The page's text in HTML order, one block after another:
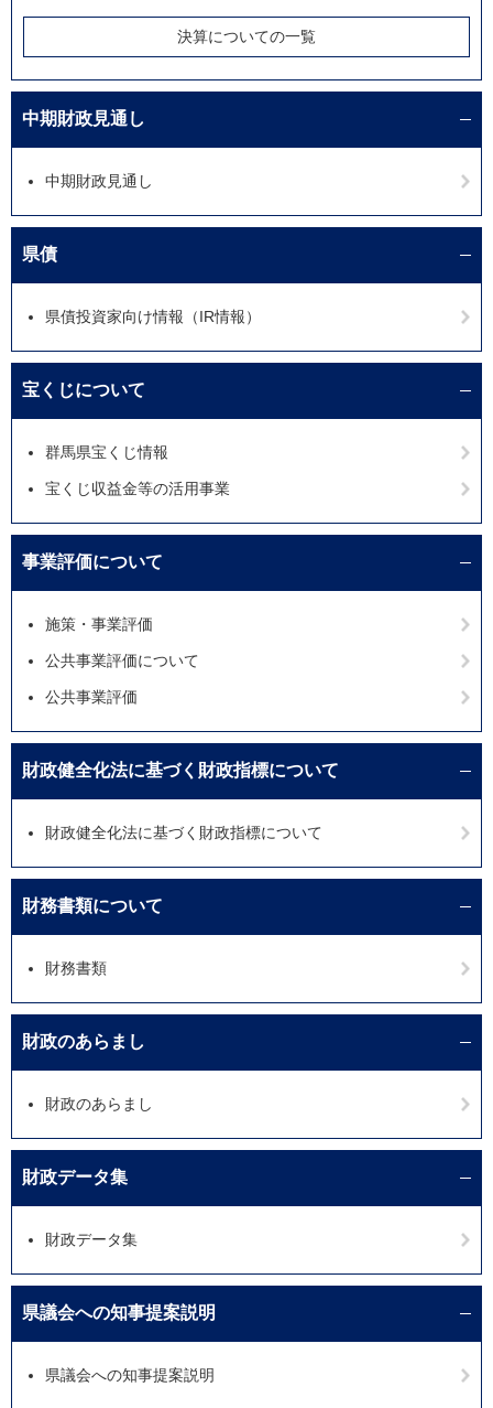
決算についての一覧
中期財政見通し
中期財政見通し
県債
県債投資家向け情報（IR情報）
宝くじについて
群馬県宝くじ情報
宝くじ収益金等の活用事業
事業評価について
施策・事業評価
公共事業評価について
公共事業評価
財政健全化法に基づく財政指標について
財政健全化法に基づく財政指標について
財務書類について
財務書類
財政のあらまし
財政のあらまし
財政データ集
財政データ集
県議会への知事提案説明
県議会への知事提案説明